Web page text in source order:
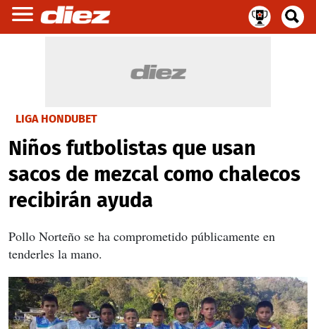
LIGA HONDUBET
Niños futbolistas que usan
sacos de mezcal como chalecos
recibirán ayuda
Pollo Norteño se ha comprometido públicamente en
tenderles la mano.